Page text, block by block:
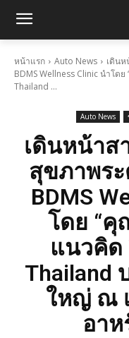
หน้าแรก Auto News
เดิน
BDMS Wellness Clinic นำโ
Thailand ...
Auto News
เดินหน้าส
สุขภาพร
BDMS
โดย “
แนวคิด
Thailand
ใหญ่ ณ
อาห